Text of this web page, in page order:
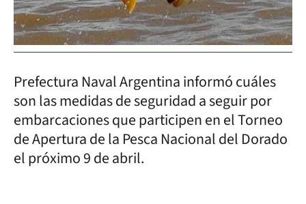
Prefectura Naval Argentina informó cuáles
son las medidas de seguridad a seguir por
embarcaciones que participen en el Torneo
de Apertura de la Pesca Nacional del Dorado
el próximo 9 de abril.